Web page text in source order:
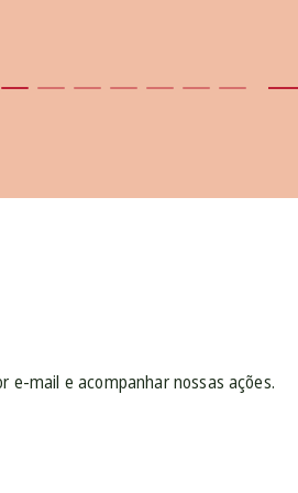
e-mail e acompanhar nossas ações.